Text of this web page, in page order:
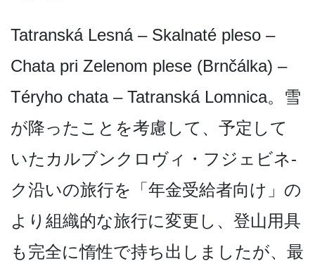
Tatranská Lesná – Skalnaté pleso –
Chata pri Zelenom plese (Brnčálka) –
Téryho chata – Tatranská Lomnica。雪
が降ったことを考­慮して、予定して
いたカルブンクロヴィ・フジェビネ­
ク沿いの旅行を「年金受給者向け」の
より組織的な旅­行に変更し、登山用具
も完全に惰性で持ち出しました­が、最